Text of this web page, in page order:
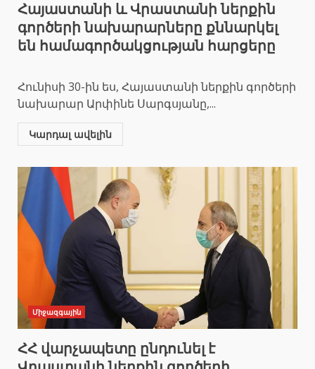
Հայաստանի և Վրաստանի ներքին
գործերի նախարարները քննարկել
են համագործակցության հարցերը
Հունիսի 30-ին ես, Հայաստանի ներքին գործերի
նախարար Արփինե Սարգսյանը,...
Կարդալ ավելին
Միջազգային
ՀՀ վարչապետը ընդունել է